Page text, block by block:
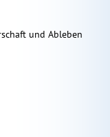
und Ableben